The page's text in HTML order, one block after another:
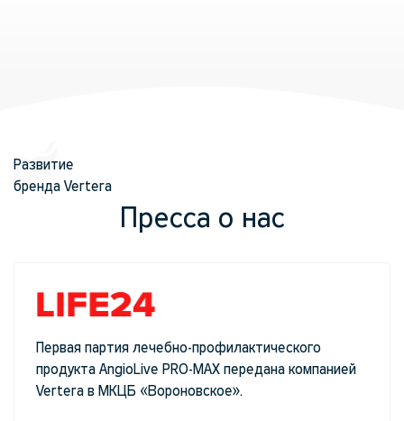
Развитие
бренда Vertera
Пресса о нас
Первая партия лечебно-профилактического
продукта AngioLive PRO-MAX передана компанией
Vertera в МКЦБ «Вороновское».